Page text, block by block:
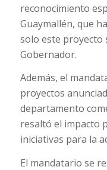
reconocimiento
Guaymallén, que
solo este proyecto
Gobernador.
Además, el
proyectos
departamento
resaltó el impacto
iniciativas para la
El mandatario se